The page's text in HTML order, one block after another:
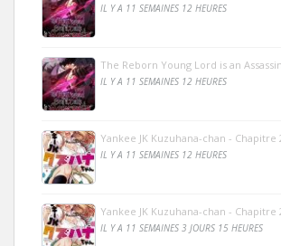
IL Y A 11 SEMAINES 12 HEURES
The Reborn Young Lord is an
IL Y A 11 SEMAINES 12 HEURES
Yankee JK Kuzuhana-chan - Chapitre
IL Y A 11 SEMAINES 12 HEURES
Yankee JK Kuzuhana-chan - Chapitre
IL Y A 11 SEMAINES 3 JOURS 15 HEURES